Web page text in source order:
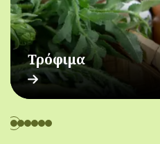
Τρόφιμα